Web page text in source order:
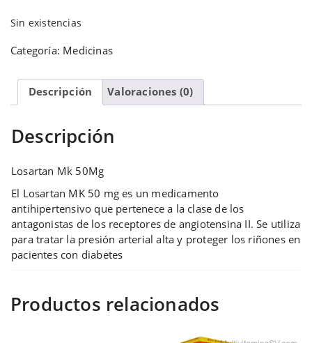
Sin existencias
Categoría: Medicinas
Descripción Valoraciones (0)
Descripción
Losartan Mk 50Mg
El Losartan MK 50 mg es un medicamento
antihipertensivo que pertenece a la clase de los
antagonistas de los receptores de angiotensina II. Se utiliza
para tratar la presión arterial alta y proteger los riñones en
pacientes con diabetes
Productos relacionados